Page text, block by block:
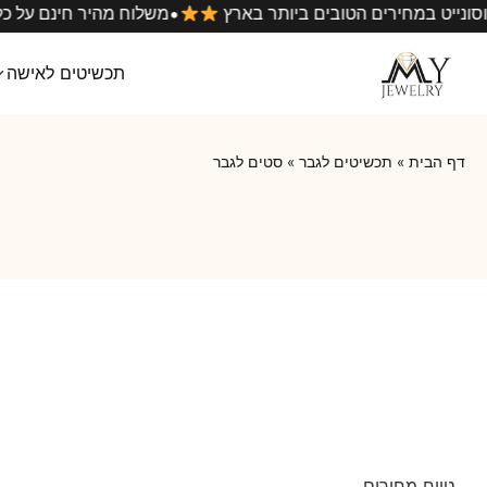
משלוח מהיר• המוסונייט במחירים הטובים ביותר בארץ
תכשיטים לאישה
דף הבית » תכשיטים לגבר » סטים לגבר